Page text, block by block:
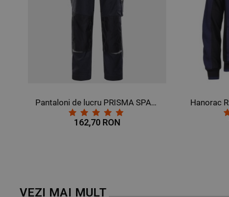
Hanorac REVOLT ALBASTRU MARIN/NEGRU
137,32 RON
VEZI MAI MULT